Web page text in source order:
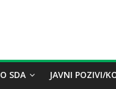
O SDA JAVNI POZIVI/